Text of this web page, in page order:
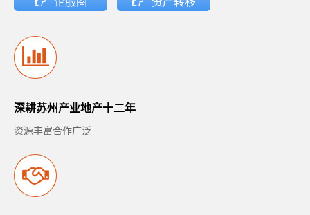
深耕苏州产业地产十二年
资源丰富合作广泛